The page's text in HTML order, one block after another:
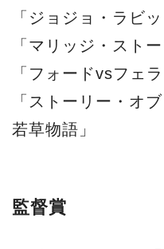
「ジョジョ・ラビッ
「マリッジ・ストー
「フォードvsフェラ
「ストーリー・オ
若草物語」
監督賞